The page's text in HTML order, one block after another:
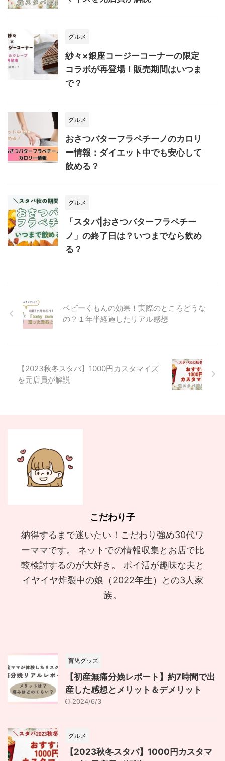
グルメ
紗々×銀座コージーコーナーの限定
コラボが再登場！販売期間はいつま
で？
グルメ
おさつバターフラペチーノのカロリ
ー情報：ダイエット中でも安心して
飲める？
グルメ
「スタバ|おさつバターフラペチー
ノ」の終了日は？いつまでなら飲め
る？
ベビーくもんの効果！実際のところどうな
の？１年半経過したリアル感想
【2023秋冬スタバ】1000円カスタマイズ
を元店員が解説
こだわり子
納得するまで迷いたい！こだわり強め30代ワ
ーママです。 ネットでの情報収集とお店で比
較検討するのが大好き。 ポイ活が趣味な夫と
イヤイヤ炸裂中の娘（2022年生）との3人家
族。
育児グッズ
【初産無痛分娩レポート】約7時間で出
産した感想とメリット＆デメリット
2024/6/3
グルメ
【2023秋冬スタバ】1000円カスタマ